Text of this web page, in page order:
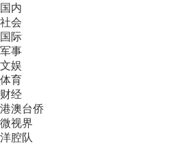
国内
社会
国际
军事
文娱
体育
财经
港澳台侨
微视界
洋腔队